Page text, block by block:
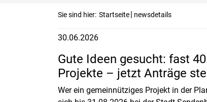
Sie sind hier: Startseite| newsdetails
30.06.2026
Gute Ideen gesucht: fast
Projekte – jetzt Anträge
Wer ein gemeinnütziges Projekt in der